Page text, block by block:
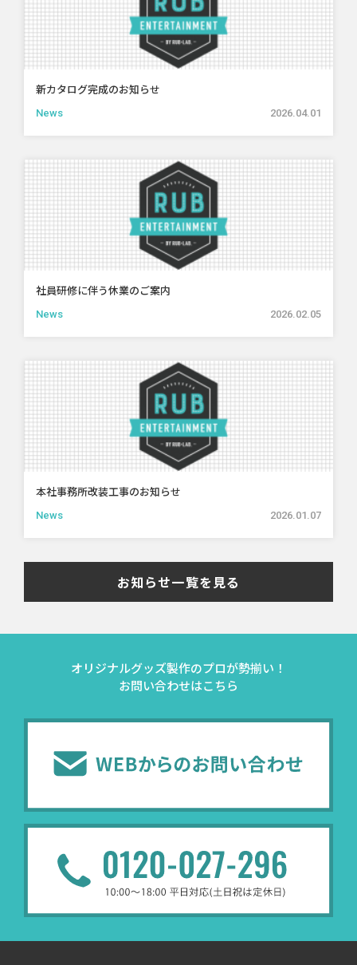
新カタログ完成のお知らせ
News 2026.04.01
社員研修に伴う休業のご案内
News 2026.02.05
本社事務所改装工事のお知らせ
News 2026.01.07
お知らせ一覧を見る
オリジナルグッズ製作のプロが勢揃い！
お問い合わせはこちら